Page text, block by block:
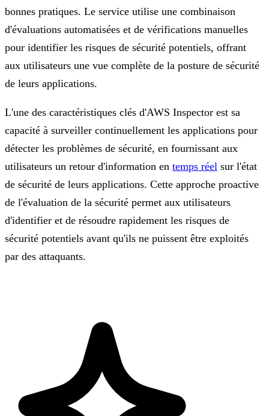
bonnes pratiques. Le service utilise une combinaison
d'évaluations automatisées et de vérifications manuelles
pour identifier les risques de sécurité potentiels, offrant
aux utilisateurs une vue complète de la posture de sécurité
de leurs applications.
L'une des caractéristiques clés d'AWS Inspector est sa
capacité à surveiller continuellement les applications pour
détecter les problèmes de sécurité, en fournissant aux
utilisateurs un retour d'information en temps réel sur l'état
de sécurité de leurs applications. Cette approche proactive
de l'évaluation de la sécurité permet aux utilisateurs
d'identifier et de résoudre rapidement les risques de
sécurité potentiels avant qu'ils ne puissent être exploités
par des attaquants.